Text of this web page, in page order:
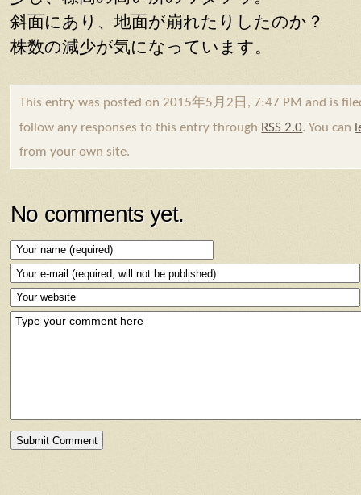
斜面にあり、地面が崩れたりしたのか？
株数の減少が気になっています。
This entry was posted on 2015年5月2日, 7:47 PM and is
follow any responses to this entry through RSS 2.0. You can
from your own site.
No comments yet.